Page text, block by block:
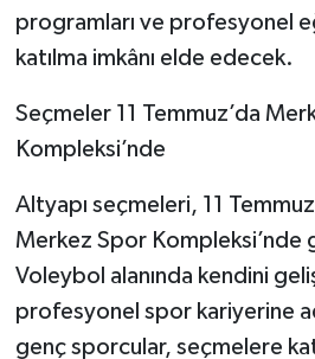
programları ve profesyonel
katılma imkânı elde edecek.
Seçmeler 11 Temmuz’da
Kompleksi’nde
Altyapı seçmeleri, 11
Merkez Spor Kompleksi’nde
Voleybol alanında kendini
profesyonel spor kariyerine
genç sporcular, seçmelere